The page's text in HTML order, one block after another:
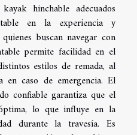
hinchable adecuados
en la experiencia y
buscan navegar con
permite facilidad en el
estilos de remada, al
caso de emergencia. El
confiable garantiza que el
lo que influye en la
durante la travesía. Es